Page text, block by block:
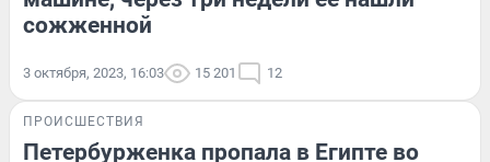
сожженной
3 октября, 2023, 16:03 15 201 12
ПРОИСШЕСТВИЯ
Петербурженка пропала в Египте во